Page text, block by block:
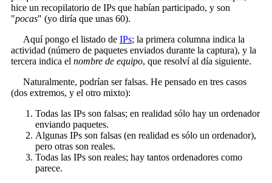
hice un recopilatorio de IPs que habían participado, y son
"pocas" (yo diría que unas 60).
Aquí pongo el listado de IPs; la primera columna indica la
actividad (número de paquetes enviados durante la captura), y la
tercera indica el nombre de equipo, que resolví al día siguiente.
Naturalmente, podrían ser falsas. He pensado en tres casos
(dos extremos, y el otro mixto):
Todas las IPs son falsas; en realidad sólo hay un ordenador
enviando paquetes.
Algunas IPs son falsas (en realidad es sólo un ordenador),
pero otras son reales.
Todas las IPs son reales; hay tantos ordenadores como
parece.